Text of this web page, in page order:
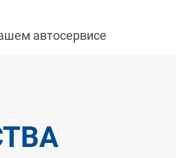
автосервисе